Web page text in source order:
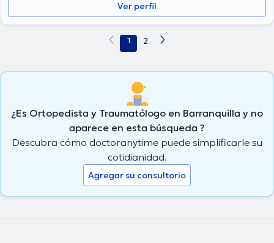
Ver perfil
1 2
¿Es Ortopedista y Traumatólogo en Barranquilla y no
aparece en esta búsqueda ?
Descubra cómo doctoranytime puede simplificarle su
cotidianidad.
Agregar su consultorio